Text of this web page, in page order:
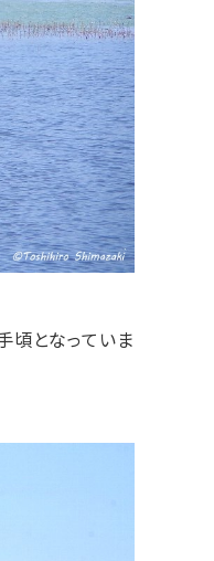
頃となっていま